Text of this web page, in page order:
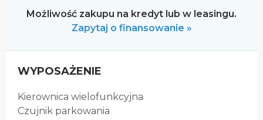
Możliwość zakupu na kredyt lub w leasingu.
Zapytaj o finansowanie »
WYPOSAŻENIE
Kierownica wielofunkcyjna
Czujnik parkowania